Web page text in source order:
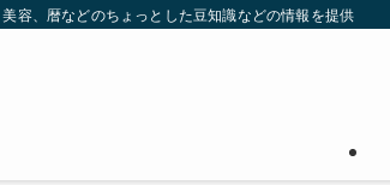
容、暦などのちょっとした豆知識などの情報を提供